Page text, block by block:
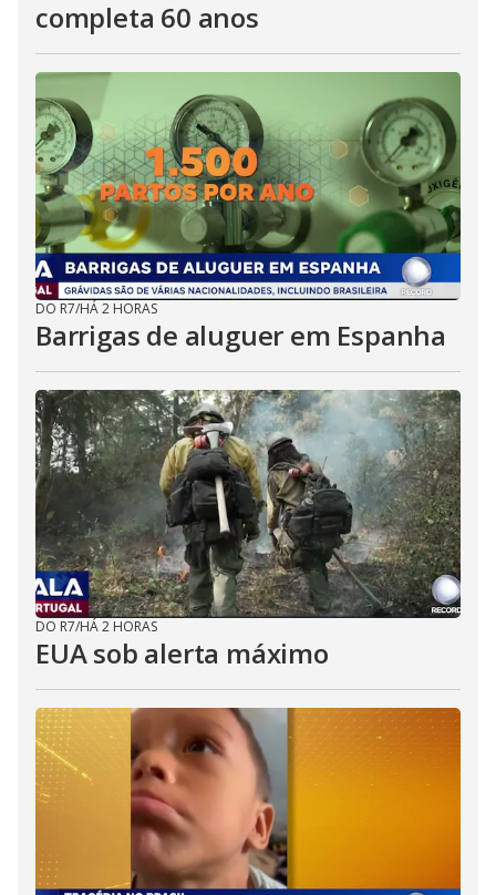
completa 60 anos
DO R7/HÁ 2 HORAS
Barrigas de aluguer em Espanha
DO R7/HÁ 2 HORAS
EUA sob alerta máximo